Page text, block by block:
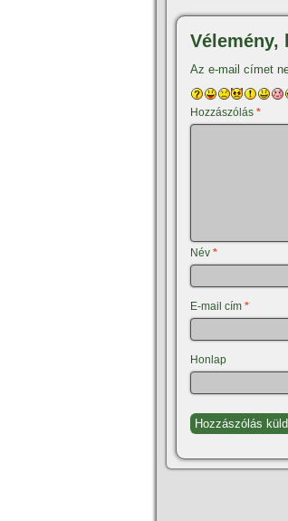
Vélemény,
Az e-mail címet
Hozzászólás *
Név *
E-mail cím *
Honlap